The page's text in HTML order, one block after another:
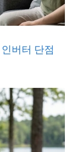
버터 단점